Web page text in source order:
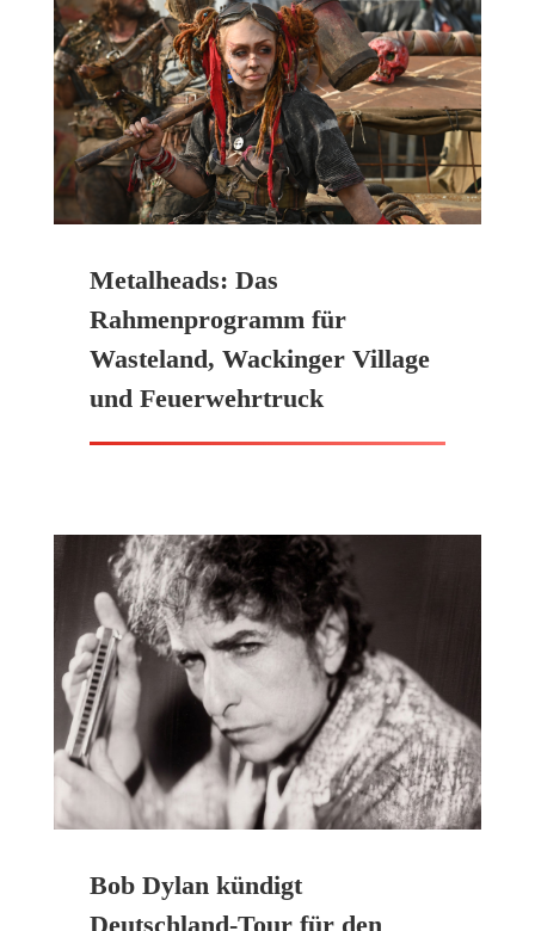
Metalheads: Das
Rahmenprogramm für
Wasteland, Wackinger Village
und Feuerwehrtruck
Bob Dylan kündigt
Deutschland-Tour für den